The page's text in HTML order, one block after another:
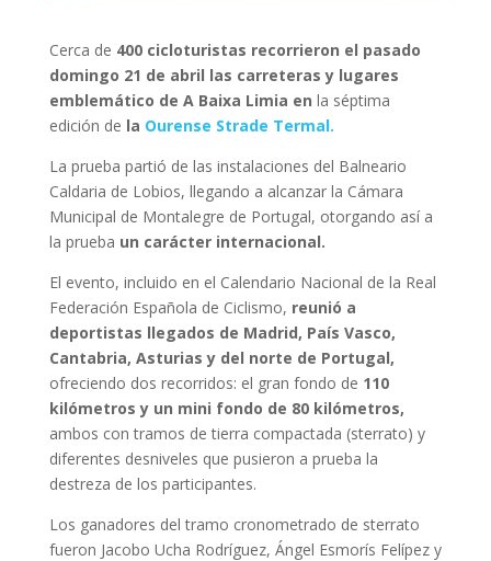
Cerca de 400 cicloturistas recorrieron el pasado
domingo 21 de abril las carreteras y lugares
emblemático de A Baixa Limia en la séptima
edición de la Ourense Strade Termal.
La prueba partió de las instalaciones del Balneario
Caldaria de Lobios, llegando a alcanzar la Cámara
Municipal de Montalegre de Portugal, otorgando así a
la prueba un carácter internacional.
El evento, incluido en el Calendario Nacional de la Real
Federación Española de Ciclismo, reunió a
deportistas llegados de Madrid, País Vasco,
Cantabria, Asturias y del norte de Portugal,
ofreciendo dos recorridos: el gran fondo de 110
kilómetros y un mini fondo de 80 kilómetros,
ambos con tramos de tierra compactada (sterrato) y
diferentes desniveles que pusieron a prueba la
destreza de los participantes.
Los ganadores del tramo cronometrado de sterrato
fueron Jacobo Ucha Rodríguez, Ángel Esmorís Felípez y